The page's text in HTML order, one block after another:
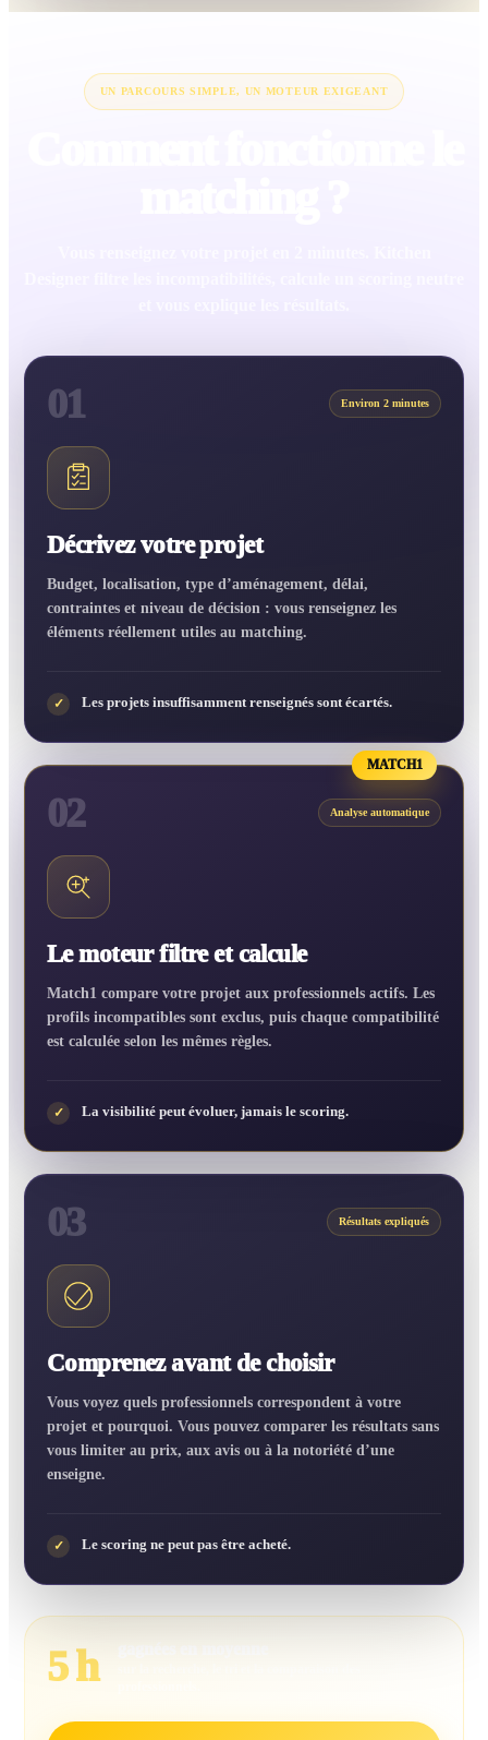
UN PARCOURS SIMPLE, UN MOTEUR EXIGEANT
01 Environ 2 minutes
Décrivez votre projet
Budget, localisation, type d’aménagement, délai,
contraintes et niveau de décision : vous renseignez les
éléments réellement utiles au matching.
✓ Les projets insuffisamment renseignés sont écartés.
MATCH1
02 Analyse automatique
Le moteur filtre et calcule
Match1 compare votre projet aux professionnels actifs. Les
profils incompatibles sont exclus, puis chaque compatibilité
est calculée selon les mêmes règles.
✓ La visibilité peut évoluer, jamais le scoring.
03 Résultats expliqués
Comprenez avant de choisir
Vous voyez quels professionnels correspondent à votre
projet et pourquoi. Vous pouvez comparer les résultats sans
vous limiter au prix, aux avis ou à la notoriété d’une
enseigne.
✓ Le scoring ne peut pas être acheté.
5 h